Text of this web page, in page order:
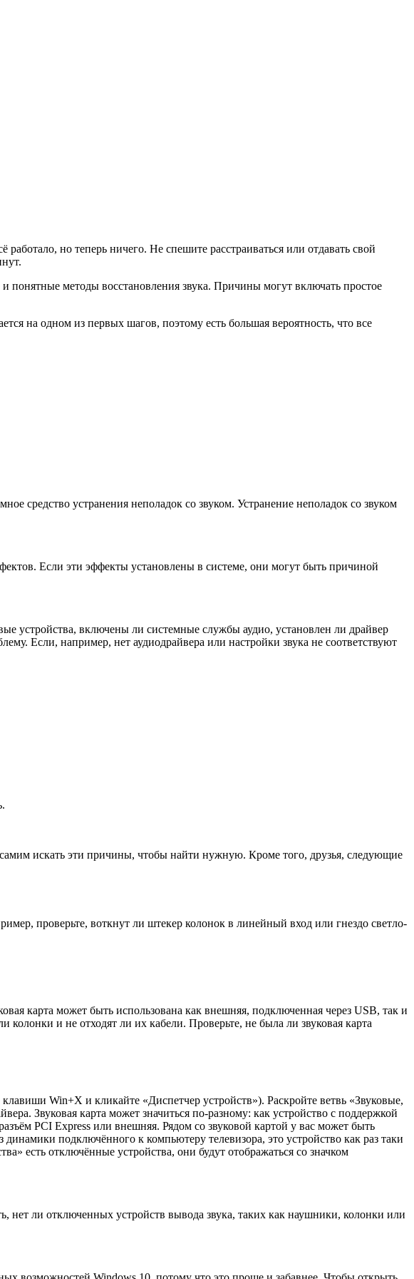
но теперь ничего. Не спешите расстраиваться или отдавать свой
методы восстановления звука. Причины могут включать простое
на одном из первых шагов, поэтому есть большая вероятность, что все
средство устранения неполадок со звуком. Устранение неполадок со звуком
Если эти эффекты установлены в системе, они могут быть причиной
устройства, включены ли системные службы аудио, установлен ли драйвер
Если, например, нет аудиодрайвера или настройки звука не соответствуют
искать эти причины, чтобы найти нужную. Кроме того, друзья, следующие
проверьте, воткнут ли штекер колонок в линейный вход или гнездо светло-
карта может быть использована как внешняя, подключенная через USB, так и
колонки и не отходят ли их кабели. Проверьте, не была ли звуковая карта
Win+X и кликайте «Диспетчер устройств»). Раскройте ветвь «Звуковые,
Звуковая карта может значиться по-разному: как устройство с поддержкой
PCI Express или внешняя. Рядом со звуковой картой у вас может быть
подключённого к компьютеру телевизора, это устройство как раз таки
есть отключённые устройства, они будут отображаться со значком
нет ли отключенных устройств вывода звука, таких как наушники, колонки или